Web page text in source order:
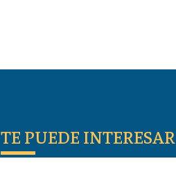
TE PUEDE INTERESAR